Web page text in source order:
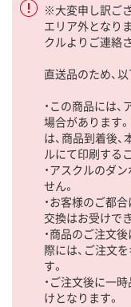
※大変申し訳ご
エリア外となり
クルよりご連絡
直送品のため、
・この商品には
場合があります
は、商品到着後
ルにて印刷する
・アスクルのダ
せん。
・お客様のご都
交換はお受けで
・商品のご注文
際には、ご注文
す。
・ご注文後に一
けとなります。